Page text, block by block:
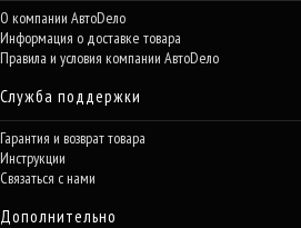
О компании АвтоDело
Информация о доставке товара
Правила и условия компании АвтоDело
Служба поддержки
Гарантия и возврат товара
Инструкции
Связаться с нами
Дополнительно